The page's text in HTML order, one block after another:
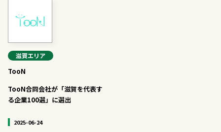
滋賀エリア
TooN
TooN合同会社が「滋賀を代表す
る企業100選」に選出
2025-06-24